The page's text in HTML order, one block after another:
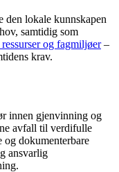
lokale kunnskapen
samtidig som
og fagmiljøer–
krav.
innen gjenvinning og
avfall til verdifulle
dokumenterbare
ansvarlig